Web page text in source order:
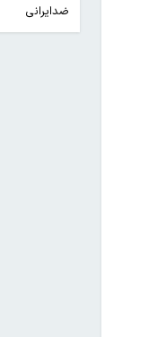
ضدایرانی